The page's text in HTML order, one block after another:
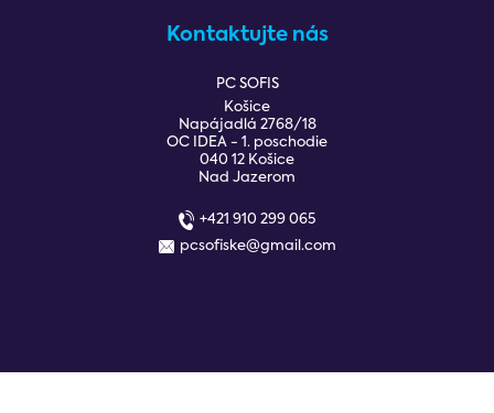
Kontaktujte nás
PC SOFIS
Košice
Napájadlá 2768/18
OC IDEA - 1. poschodie
040 12 Košice
Nad Jazerom
+421 910 299 065
pcsofiske@gmail.com